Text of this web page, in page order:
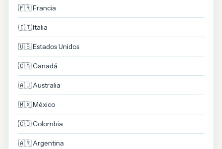
🇫🇷 Francia
🇮🇹 Italia
🇺🇸 Estados Unidos
🇨🇦 Canadá
🇦🇺 Australia
🇲🇽 México
🇨🇴 Colombia
🇦🇷 Argentina